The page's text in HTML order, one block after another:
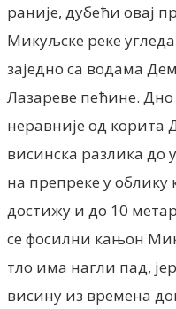
раније, дубећи овај
Микуљске реке
заједно са водама
Лазареве пећине. Дно
неравније од корита
висинска разлика до
на препреке у облику
достижу и до 10
се фосилни кањон
тло има нагли пад,
висину из времена